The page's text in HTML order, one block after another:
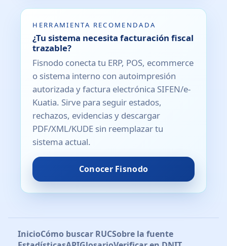
HERRAMIENTA RECOMENDADA
¿Tu sistema necesita facturación fiscal
trazable?
Fisnodo conecta tu ERP, POS, ecommerce
o sistema interno con autoimpresión
autorizada y factura electrónica SIFEN/e-
Kuatia. Sirve para seguir estados,
rechazos, evidencias y descargar
PDF/XML/KUDE sin reemplazar tu
sistema actual.
Conocer Fisnodo
InicioCómo buscar RUCSobre la fuente